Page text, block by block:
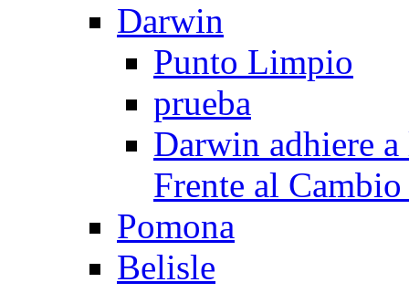
Darwin
Punto Limpio
prueba
Darwin adhiere
Frente al
Pomona
Belisle